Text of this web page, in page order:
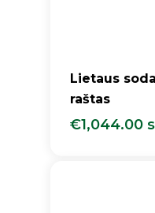
Lietaus
raštas
€1,044.00